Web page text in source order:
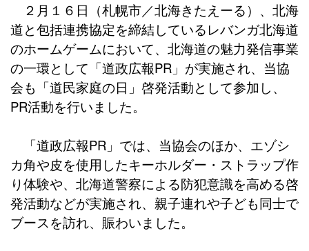
２月１６日（札幌市／北海きたえーる）、北海
道と包括連携協定を締結している​​レバンガ北海道
のホームゲームにおいて、北海道の魅力発信事業
の一環として「道政広報PR」が実施され、当協
会も「道民家庭の日」啓発活動として参加し、
PR活動を行いました。
「道政広報PR」では、当協会のほか、エゾシ
カ角や皮を使用したキーホルダー・ストラップ作
り体験や、北海道警察による防犯意識を高める啓
発活動などが実施され、親子連れや子ども同士で
ブースを訪れ、賑わいました。